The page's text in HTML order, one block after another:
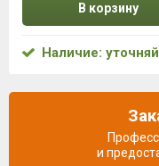
В корзину
Наличие:
и